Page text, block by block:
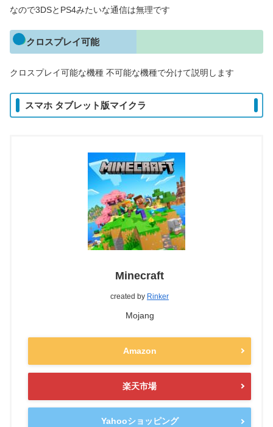
なので3DSとPS4みたいな通信は無理です
クロスプレイ可能
クロスプレイ可能な機種 不可能な機種で分けて説明します
スマホ タブレット版マイクラ
Minecraft
created by Rinker
Mojang
Amazon
楽天市場
Yahooショッピング